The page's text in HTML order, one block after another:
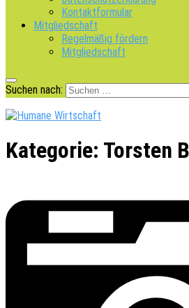
Kontaktformular
Mitgliedschaft
Regelmäßig fördern
Mitgliedschaft
Suchen nach:
Kategorie: Torsten